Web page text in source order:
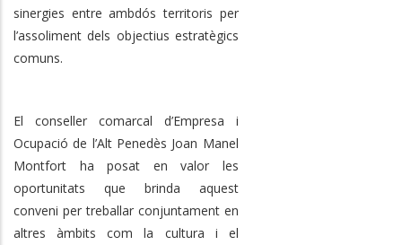
sinergies entre ambdós territoris per
l’assoliment dels objectius estratègics
comuns.
El conseller comarcal d’Empresa i
Ocupació de l’Alt Penedès Joan Manel
Montfort ha posat en valor les
oportunitats que brinda aquest
conveni per treballar conjuntament en
altres àmbits com la cultura i el